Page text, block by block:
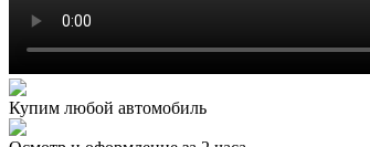
Купим любой автомобиль